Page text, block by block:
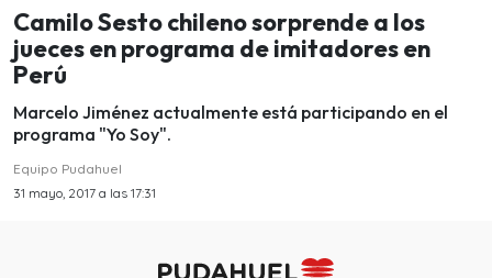
Camilo Sesto chileno sorprende a los
jueces en programa de imitadores en
Perú
Marcelo Jiménez actualmente está participando en el
programa "Yo Soy".
Equipo Pudahuel
31 mayo, 2017 a las 17:31